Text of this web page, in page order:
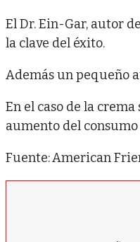
El Dr. Ein-Gar, autor
la clave del éxito.
Además un pequeño
En el caso de la
aumento del consumo
Fuente:American